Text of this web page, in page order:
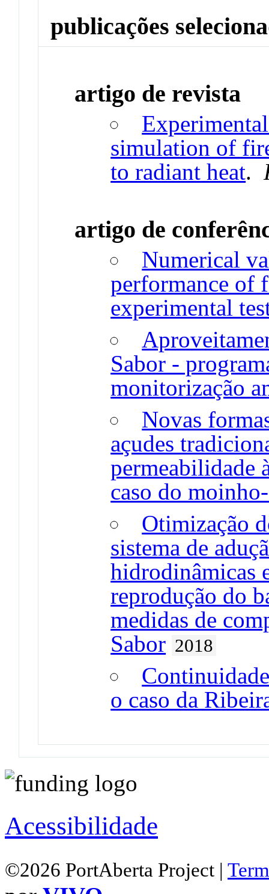
publicações
artigo de revista
simulation of
to radiant heat.
artigo de
Numerical
performance of
experimental
Sabor -
monitorização
Novas
açudes
permeabilidade
caso do
Otimização
sistema de
hidrodinâmicas
reprodução do
medidas de
Sabor 2018
o caso da
Acessibilidade
©2026 PortAberta Project |